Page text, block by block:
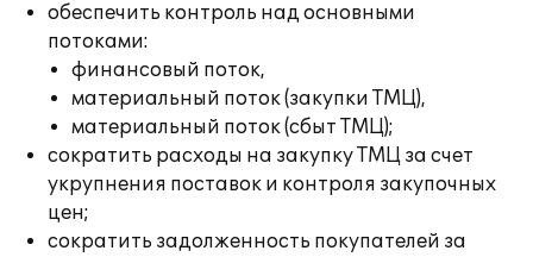
обеспечить контроль над основными
потоками:
финансовый поток,
материальный поток (закупки ТМЦ),
материальный поток (сбыт ТМЦ);
сократить расходы на закупку ТМЦ за счет
укрупнения поставок и контроля закупочных
цен;
сократить задолженность покупателей за